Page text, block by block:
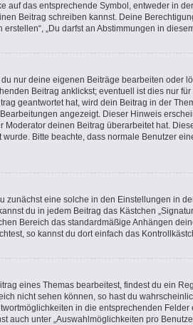
auf das entsprechende Symbol, entweder in
Beitrag schreiben kannst. Deine
„Du darfst an Abstimmungen in
nur deine eigenen Beiträge bearbeiten oder
Beitrag anklickst; eventuell ist dies nur
geantwortet hat, wird dein Beitrag in der
angezeigt. Dieser Hinweis
Moderator deinen Beitrag überarbeitet hat.
Bitte beachte, dass normale Benutzer
zunächst eine solche in den Einstellungen in
du in jedem Beitrag das Kästchen
Bereich das standardmäßige Anhängen
so kannst du dort einfach das
eines Themas bearbeitest, findest du ein
nicht sehen können, so hast du
in die entsprechenden
auch unter „Auswahlmöglichkeiten pro